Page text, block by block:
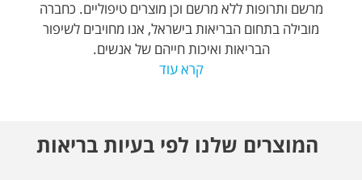
מרשם ותרופות ללא מרשם וכן מוצרים טיפוליים. כחברה
מובילה בתחום הבריאות בישראל, אנו מחויבים לשיפור
הבריאות ואיכות חייהם של אנשים.
קרא עוד
המוצרים שלנו לפי בעיות בריאות